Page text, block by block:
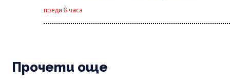
преди 8 часа
Прочети още